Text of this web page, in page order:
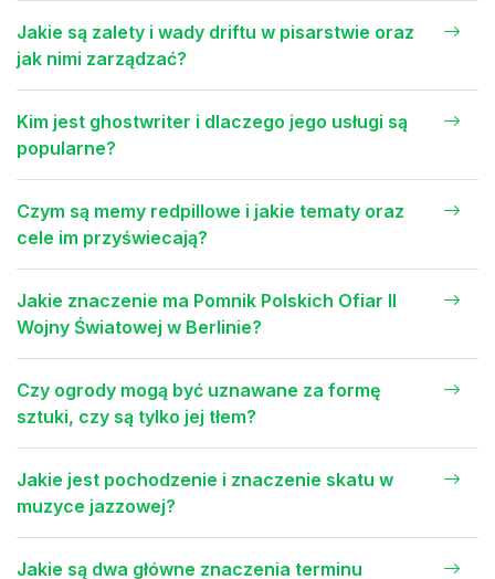
Jakie są zalety i wady driftu w pisarstwie oraz
jak nimi zarządzać?
Kim jest ghostwriter i dlaczego jego usługi są
popularne?
Czym są memy redpillowe i jakie tematy oraz
cele im przyświecają?
Jakie znaczenie ma Pomnik Polskich Ofiar II
Wojny Światowej w Berlinie?
Czy ogrody mogą być uznawane za formę
sztuki, czy są tylko jej tłem?
Jakie jest pochodzenie i znaczenie skatu w
muzyce jazzowej?
Jakie są dwa główne znaczenia terminu